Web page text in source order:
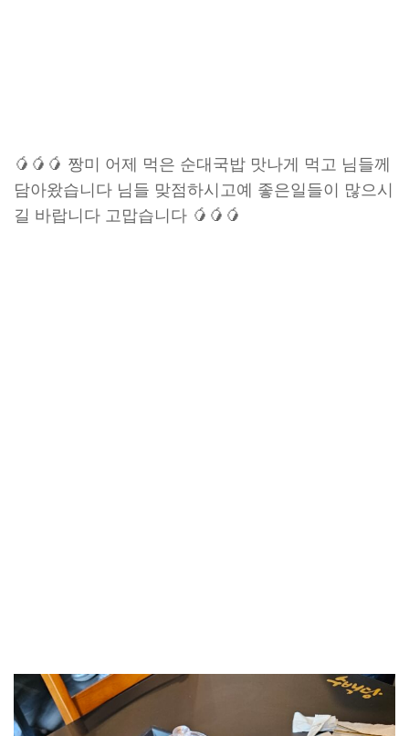
🥭🥭🥭 짱미 어제 먹은 순대국밥 맛나게 먹고 님들께
담아왔습니다 님들 맞점하시고예 좋은일들이 많으시
길 바랍니다 고맙습니다 🥭🥭🥭